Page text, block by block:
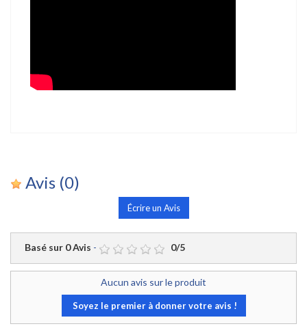
Avis (0)
Écrire un Avis
Basé sur 0Avis - 0/5
Aucun avis sur le produit
Soyez le premier à donner votre avis !